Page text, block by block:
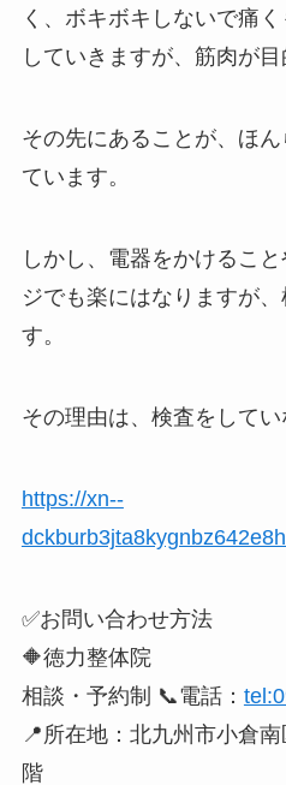
く、ボキボキしないで痛
していきますが、筋肉が目
その先にあることが、ほ
ています。
しかし、電器をかけるこ
ジでも楽にはなりますが
す。
その理由は、検査をしてい
https://xn--
✅お問い合わせ方法
🔶徳力整体院
相談・予約制 📞電話：
📍所在地：北九州市小倉
階